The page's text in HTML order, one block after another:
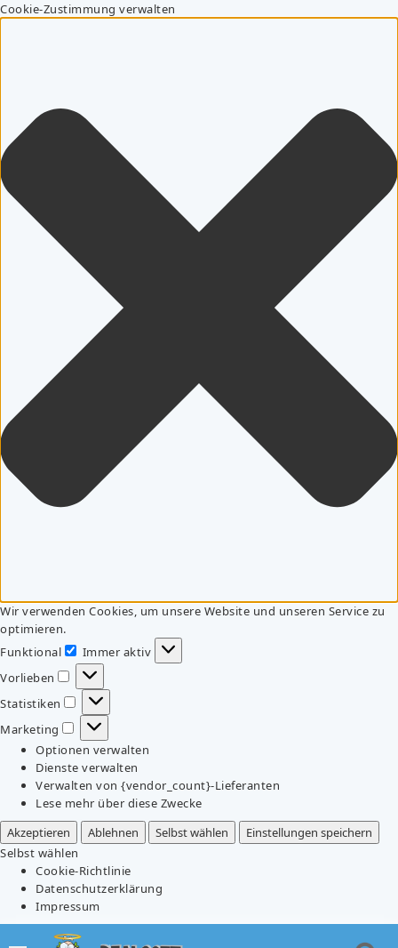
Cookie-Zustimmung verwalten
Wir verwenden Cookies, um unsere Website und unseren Service zu
optimieren.
Funktional
Funktional
Immer aktiv
Vorlieben
Vorlieben
Statistiken
Statistiken
Marketing
Marketing
Optionen verwalten
Dienste verwalten
Verwalten von {vendor_count}-Lieferanten
Lese mehr über diese Zwecke
Akzeptieren
Ablehnen Selbst wählen
Einstellungen speichern
Selbst wählen
Cookie-Richtlinie
Datenschutzerklärung
Impressum